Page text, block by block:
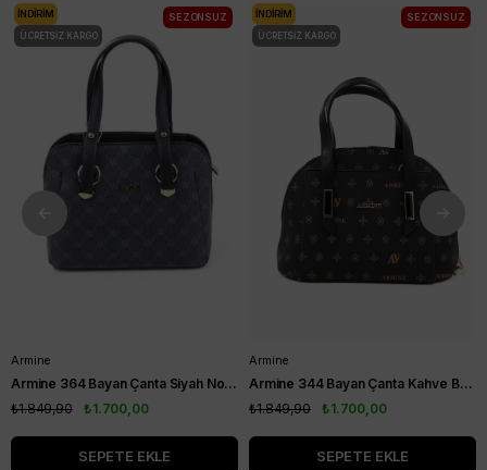
Armine
Armine 364 Bayan Çanta Siyah Noktalı
₺1.700,00
₺1.849,90
SEPETE EKLE
İNDIRIM
ÜCRETSIZ KARGO
SEZONSUZ
Armine
Armine 344 Bayan Çanta Kahve Baskılı
₺1.700,00
₺1.849,90
SEPETE EKLE
İNDIRIM
ÜCRETSIZ KARGO
SEZONSUZ